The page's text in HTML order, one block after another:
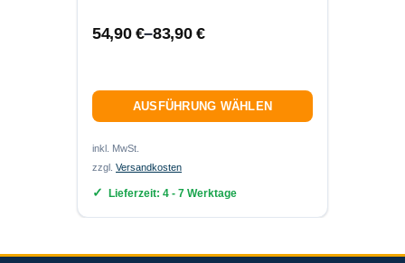
54,90 €–83,90 €
AUSFÜHRUNG WÄHLEN
inkl. MwSt.
zzgl. Versandkosten
Lieferzeit: 4 - 7 Werktage